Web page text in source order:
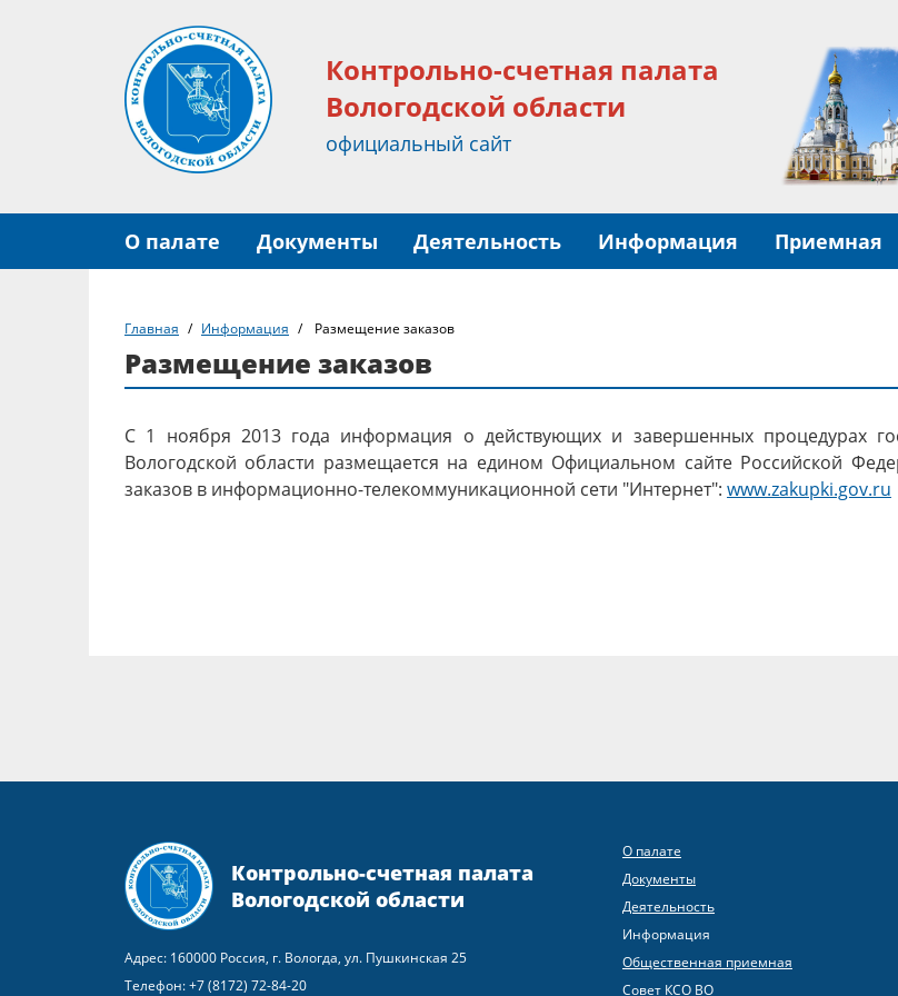
Контрольно-счетная палата
Вологодской области
официальный сайт
О палате Документы Деятельность Информация Приемная
Главная Информация Размещение заказов
Размещение заказов
С 1 ноября 2013 года информация о действующих и завершенных процедурах
Вологодской области размещается на едином Официальном сайте Российской
заказов в информационно-телекоммуникационной сети "Интернет": www.zakupki.gov.ru
Контрольно-счетная палата
Вологодской области
Адрес: 160000 Россия, г. Вологда, ул. Пушкинская 25
Телефон:+7 (8172) 72-84-20
О палате
Документы
Деятельность
Информация
Общественная приемная
Совет КСО ВО